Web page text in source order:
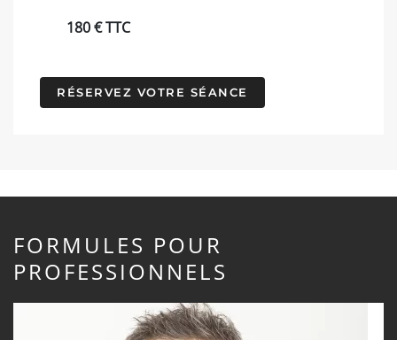
180 € TTC
RÉSERVEZ VOTRE SÉANCE
FORMULES POUR
PROFESSIONNELS